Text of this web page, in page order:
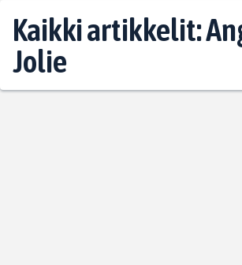
Kaikki artikkelit:
Jolie